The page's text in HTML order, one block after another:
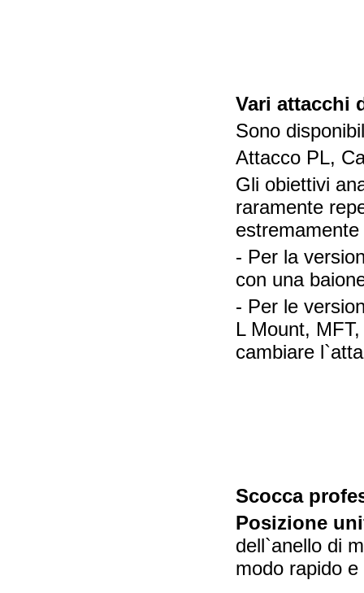
Vari attacchi
Sono
Attacco PL,
Gli obiettivi
raramente
- Per la
con una
- Per le
L Mount,
cambiare
Scocca
Posizione
dell`anello di
modo rapido